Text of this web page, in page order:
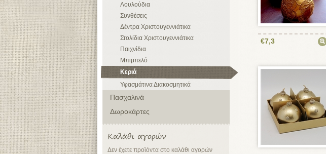
Λουλούδια
Συνθέσεις
Δέντρα Χριστουγεννιάτικα
Στολίδια Χριστουγεννιάτικα
Παιχνίδια
Μπιμπελό
Κεριά
Υφασμάτινα Διακοσμητικά
Πασχαλινά
Δωροκάρτες
Δεν έχετε προϊόντα στο καλάθι αγορών
€7,3